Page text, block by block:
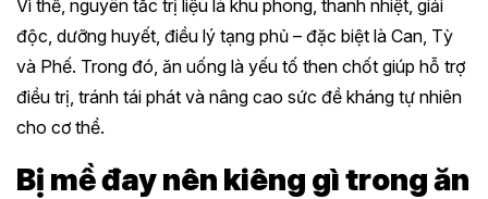
Vì thế, nguyên tắc trị liệu là khu phong, thanh nhiệt, giải
độc, dưỡng huyết, điều lý tạng phủ – đặc biệt là Can, Tỳ
và Phế. Trong đó, ăn uống là yếu tố then chốt giúp hỗ trợ
điều trị, tránh tái phát và nâng cao sức đề kháng tự nhiên
cho cơ thể.
Bị mề đay nên kiêng gì trong ăn